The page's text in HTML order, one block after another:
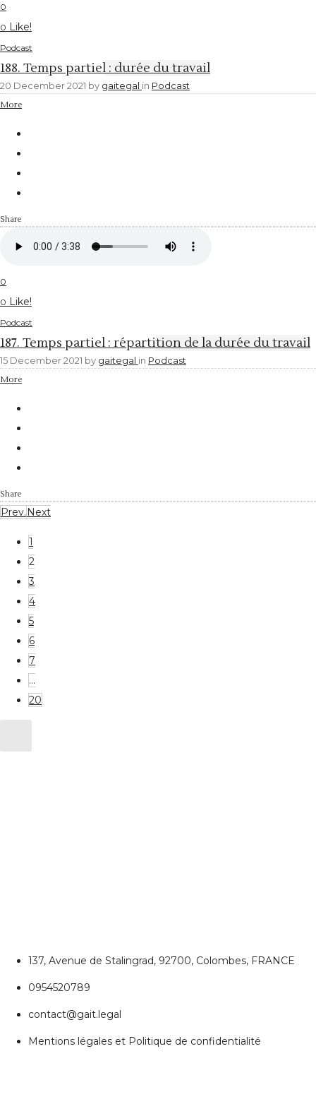
0
0 Like!
Podcast
188. Temps partiel : durée du travail
20 December 2021 by gaitegal in Podcast
More
Share
0
0 Like!
Podcast
187. Temps partiel : répartition de la durée du travail
15 December 2021 by gaitegal in Podcast
More
Share
Prev. Next
1
2
3
4
5
6
7
…
20
137, Avenue de Stalingrad, 92700, Colombes, FRANCE
0954520789
contact@gait.legal
Mentions légales et Politique de confidentialité